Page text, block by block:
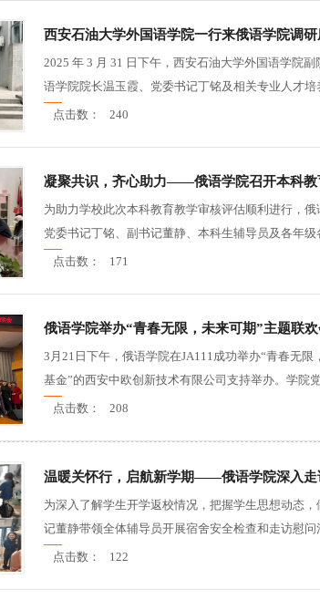
西安石油大学外国语学院一行来俄语学院调研
2025 年 3 月 31 日下午，西安石油大学外国语学院
语学院院长温玉霞、党委书记丁铭及相关专业人才
点击数： 240
凝聚共识，齐心助力——俄语学院召开本科教
为助力学校此次本科教育教学审核评估顺利进行，
党委书记丁铭、副书记董静、本科生辅导员及各年
点击数： 171
俄语学院举办“青春无限，未来可期”主题联
3月21日下午，俄语学院在JA111成功举办“青春无
基金”的西安中欧创新技术有限公司支持举办。学院
点击数： 208
温暖关怀行，启航新学期——俄语学院深入走
为深入了解学生开学返校情况，把握学生思想动态
记董静带领全体辅导员开展宿舍安全检查和走访慰
点击数： 122